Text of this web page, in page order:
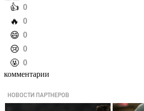
️👍 0
️🔥 0
️😄 0
️😢 0
️🤬 0
комментарии